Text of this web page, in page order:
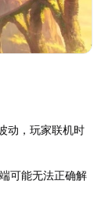
动，玩家联机时
可能无法正确解